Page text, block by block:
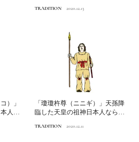
TRADITION 2020.12.13
）」
人な
「瓊瓊杵尊（ニニギ）」天孫降
臨した天皇の祖神日本人なら知
TRADITION 2020.12.11